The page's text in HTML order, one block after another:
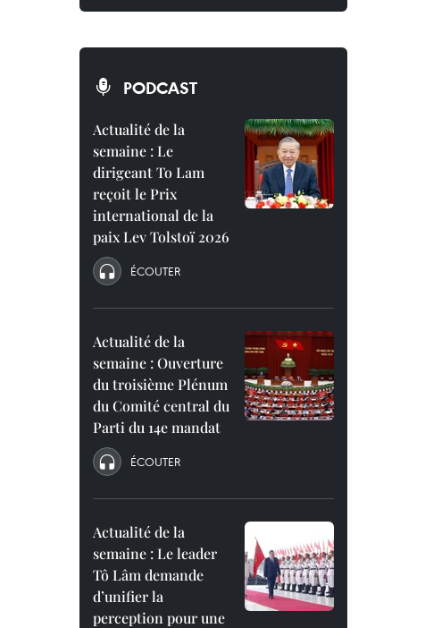
PODCAST
Actualité de la
semaine : Le
dirigeant To Lam
reçoit le Prix
international de la
paix Lev Tolstoï 2026
ÉCOUTER
Actualité de la
semaine : Ouverture
du troisième Plénum
du Comité central du
Parti du 14e mandat
ÉCOUTER
Actualité de la
semaine : Le leader
Tô Lâm demande
d’unifier la
perception pour une